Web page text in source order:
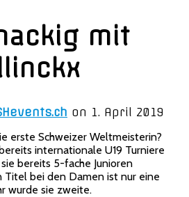
mit
on 1. April 2019
erste Schweizer Weltmeisterin?
internationale U19 Turniere
bereits 5-fache Junioren
Titel bei den Damen ist nur eine
wurde sie zweite.